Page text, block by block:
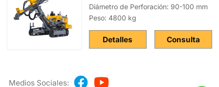
Diámetro de Perforación: 90-100 mm
Peso: 4800 kg
Consulta
Detalles
Medios Sociales: